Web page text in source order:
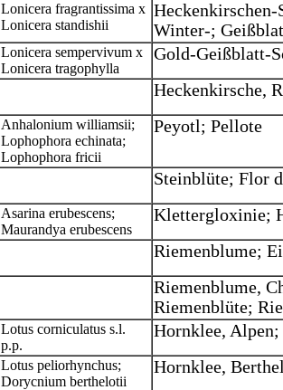
Lonicera fragrantissima x
Lonicera standishii
Winter-;
Lonicera sempervivum x
Lonicera tragophylla
Gold-Geißblatt-
Heckenkirsche,
Anhalonium williamsii;
Lophophora echinata;
Lophophora fricii
Peyotl; Pellote
Steinblüte; Flor
Asarina erubescens;
Maurandya erubescens
Klettergloxinie;
Riemenblume;
Riemenblume,
Riemenblüte;
Lotus corniculatus s.l.
p.p.
Hornklee,
Lotus peliorhynchus;
Dorycnium berthelotii
Hornklee,